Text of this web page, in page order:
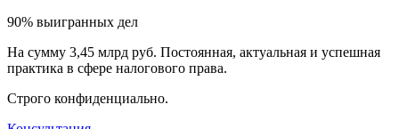
90% выигранных дел
На сумму 3,45 млрд руб. Постоянная, актуальная и успешная
практика в сфере налогового права.
Строго конфиденциально.